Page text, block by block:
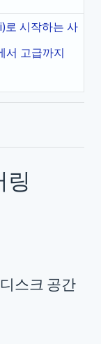
로 시작하는 사
서 고급까지
링
디스크 공간